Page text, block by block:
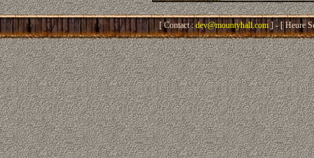
[ Contact : dev@mountyhall.com ] - [ Heure